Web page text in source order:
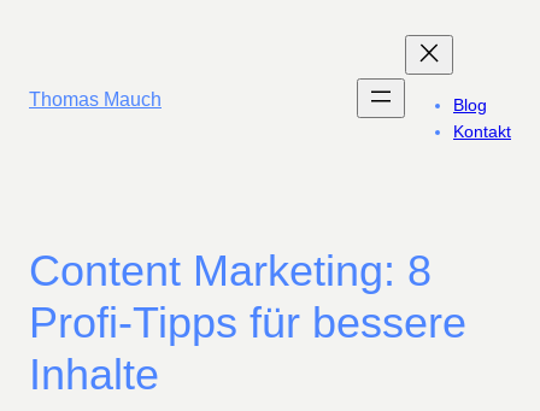
Thomas Mauch
Blog
Kontakt
Content Marketing: 8
Profi-Tipps für bessere
Inhalte